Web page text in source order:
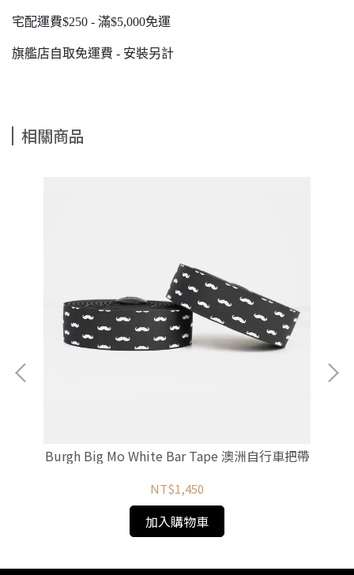
宅配運費$250 - 滿$5,000免運
旗艦店自取免運費 - 安裝另計
相關商品
Burgh Big Mo White Bar Tape 澳洲自行車把帶
NT$1,450
加入購物車